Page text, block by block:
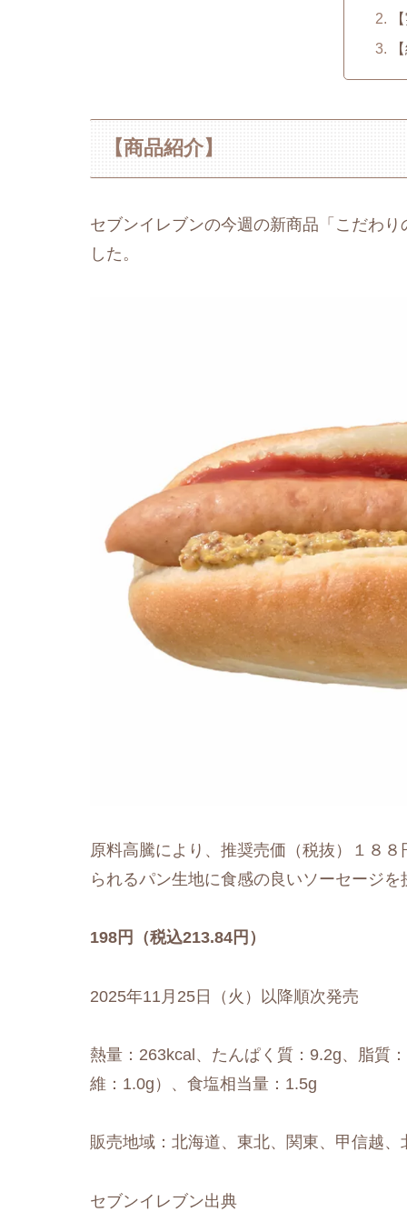
【商品紹介】
セブンイレブンの今週の新商品「こだわ
した。
原料高騰により、推奨売価（税抜）１８
られるパン生地に食感の良いソーセージ
198円（税込213.84円）
2025年11月25日（火）以降順次発売
熱量：263kcal、たんぱく質：9.2g、脂質
維：1.0g）、食塩相当量：1.5g
販売地域：北海道、東北、関東、甲信越
セブンイレブン出典